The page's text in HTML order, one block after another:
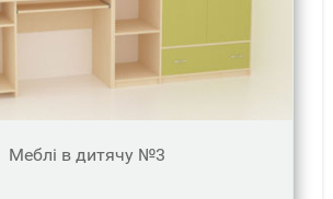
Меблі в дитячу №3